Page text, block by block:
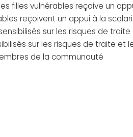
filles vulnérables reçoive un
reçoivent un appui à la
sur les risques de
sur les risques de traite et
de la communauté